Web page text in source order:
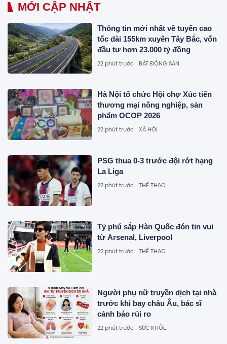
MỚI CẬP NHẬT
Thông tin mới nhất về tuyến cao
tốc dài 155km xuyên Tây Bắc, vốn
đầu tư hơn 23.000 tỷ đồng
22 phút trước BẤT ĐỘNG SẢN
Hà Nội tổ chức Hội chợ Xúc tiến
thương mại nông nghiệp, sản
phẩm OCOP 2026
22 phút trước XÃ HỘI
PSG thua 0-3 trước đội rớt hạng
La Liga
22 phút trước THỂ THAO
Tỷ phú sắp Hàn Quốc đón tin vui
từ Arsenal, Liverpool
22 phút trước THỂ THAO
Người phụ nữ truyền dịch tại nhà
trước khi bay châu Âu, bác sĩ
cảnh báo rủi ro
22 phút trước SỨC KHỎE